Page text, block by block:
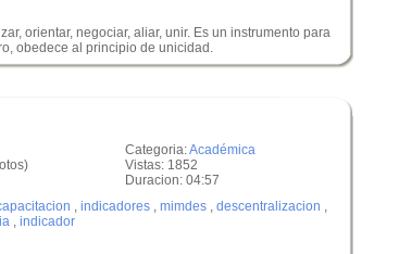
orientar, negociar, aliar, unir. Es un instrumento para
obedece al principio de unicidad.
Categoria:Académica
Vistas: 1852
Duracion: 04:57
, indicadores , mimdes , descentralizacion ,
, indicador